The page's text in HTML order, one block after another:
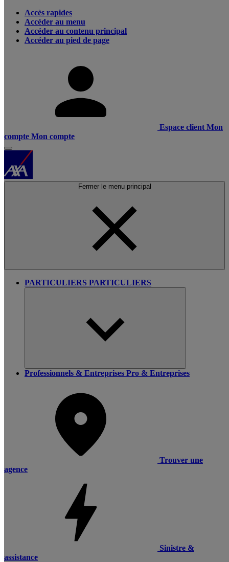
Accès rapides
Accéder au menu
Accéder au contenu principal
Accéder au pied de page
Espace client Mon
compte Mon compte
Fermer le menu principal
PARTICULIERS PARTICULIERS
Professionnels & Entreprises Pro & Entreprises
Trouver une
agence
Sinistre &
assistance